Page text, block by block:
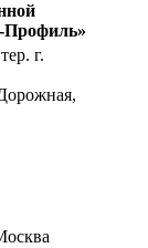
Профиль»
г.
,